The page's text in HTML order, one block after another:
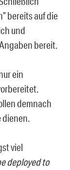
bereits auf die
und
bereit.
ein
demnach
dienen.
viel
deployed to